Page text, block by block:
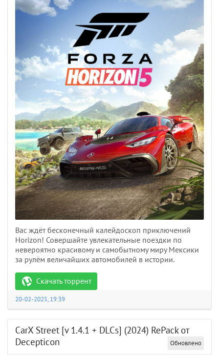
Вас ждёт бесконечный калейдоскоп приключений
Horizon! Совершайте увлекательные поездки по
невероятно красивому и самобытному миру Мексики
за рулём величайших автомобилей в истории.
Скачать торрент
20-02-2025, 19:39
CarX Street [v 1.4.1 + DLCs] (2024) RePack от
Decepticon
Обновлено